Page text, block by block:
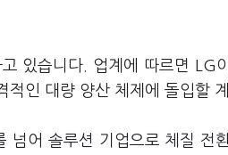
있습니다. 업계에 따르면 LG
인 대량 양산 체제에 돌입할
어 솔루션 기업으로 체질 전